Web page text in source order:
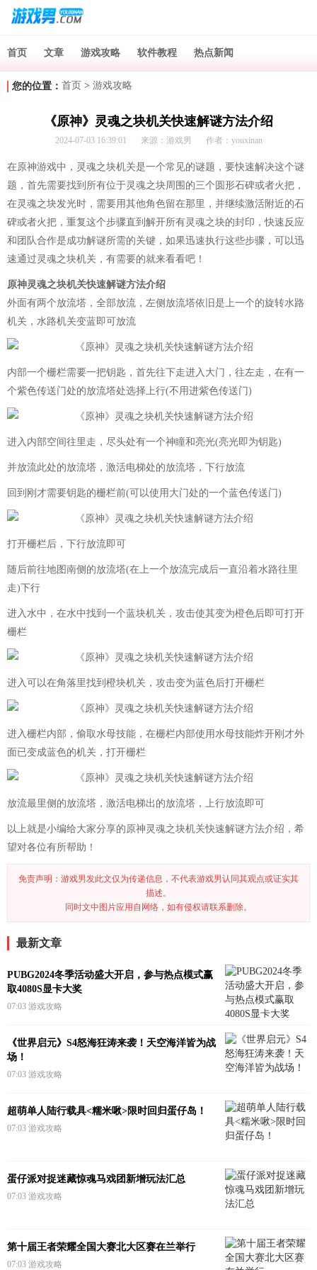
首页 文章 游戏攻略 软件教程 热点新闻
您的位置： 首页 > 游戏攻略
《原神》灵魂之块机关快速解谜方法介绍
2024-07-03 16:39:01 来源：游戏男 作者：youxinan
在原神游戏中，灵魂之块机关是一个常见的谜题，要快速解决这个谜
题，首先需要找到所有位于灵魂之块周围的三个圆形石碑或者火把，
在灵魂之块发光时，需要用其他角色留在那里，并继续激活附近的石
碑或者火把，重复这个步骤直到解开所有灵魂之块的封印，快速反应
和团队合作是成功解谜所需的关键，如果迅速执行这些步骤，可以迅
速通过灵魂之块机关，有需要的就来看看吧！
原神灵魂之块机关快速解谜方法介绍
外面有两个放流塔，全部放流，左侧放流塔依旧是上一个的旋转水路
机关，水路机关变蓝即可放流
内部一个栅栏需要一把钥匙，首先往下走进入大门，往左走，在有一
个紫色传送门处的放流塔处选择上行(不用进紫色传送门)
进入内部空间往里走，尽头处有一个神瞳和亮光(亮光即为钥匙)
并放流此处的放流塔，激活电梯处的放流塔，下行放流
回到刚才需要钥匙的栅栏前(可以使用大门处的一个蓝色传送门)
打开栅栏后，下行放流即可
随后前往地图南侧的放流塔(在上一个放流完成后一直沿着水路往里
走)下行
进入水中，在水中找到一个蓝块机关，攻击使其变为橙色后即可打开
栅栏
进入可以在角落里找到橙块机关，攻击变为蓝色后打开栅栏
进入栅栏内部，偷取水母技能，在栅栏内部使用水母技能炸开刚才外
面已变成蓝色的机关，打开栅栏
放流最里侧的放流塔，激活电梯出的放流塔，上行放流即可
以上就是小编给大家分享的原神灵魂之块机关快速解谜方法介绍，希
望对各位有所帮助！
免责声明：游戏男发此文仅为传递信息，不代表游戏男认同其观点或证实其
描述。
同时文中图片应用自网络，如有侵权请联系删除。
最新文章
PUBG2024冬季活动盛大开启，参与热点模式赢
取4080S显卡大奖
07:03 游戏攻略
《世界启元》S4怒海狂涛来袭！天空海洋皆为战
场！
07:03 游戏攻略
超萌单人陆行载具<糯米啾>限时回归蛋仔岛！
07:03 游戏攻略
蛋仔派对捉迷藏惊魂马戏团新增玩法汇总
07:03 游戏攻略
第十届王者荣耀全国大赛北大区赛在兰举行
07:03 游戏攻略